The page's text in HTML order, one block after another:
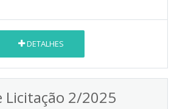
DETALHES
Licitação 2/2025